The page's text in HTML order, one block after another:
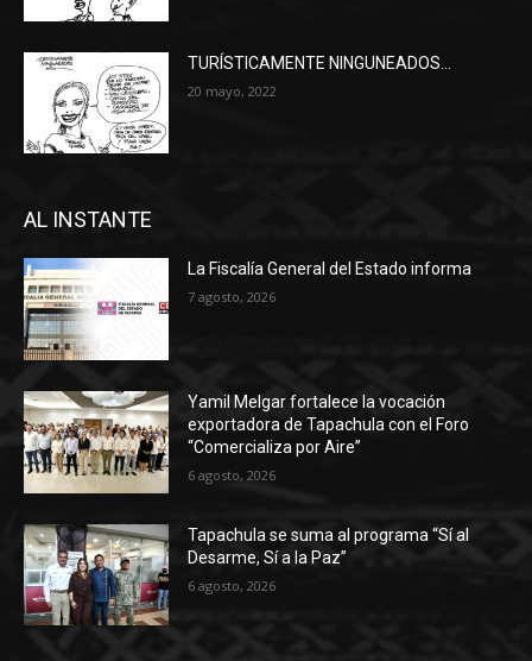
TURÍSTICAMENTE NINGUNEADOS…
20 mayo, 2022
AL INSTANTE
La Fiscalía General del Estado informa
7 agosto, 2026
Yamil Melgar fortalece la vocación
exportadora de Tapachula con el Foro
“Comercializa por Aire”
6 agosto, 2026
Tapachula se suma al programa “Sí al
Desarme, Sí a la Paz”
6 agosto, 2026